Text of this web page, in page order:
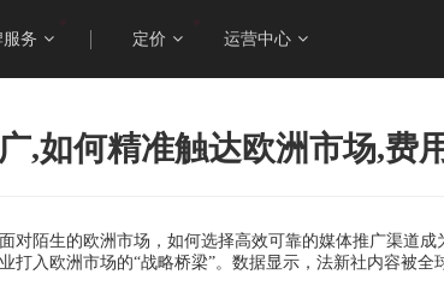
务 定价 运营中心
,如何精准触达欧洲市场,费
陌生的欧洲市场，如何选择高效可靠的媒体推广渠道
入欧洲市场的“战略桥梁”。数据显示，法新社内容被